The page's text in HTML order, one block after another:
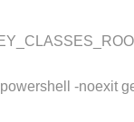
-noexit